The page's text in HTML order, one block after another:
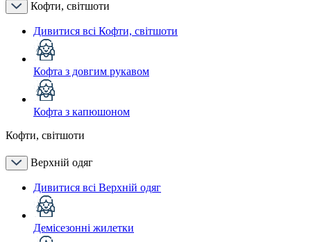
Кофти, світшоти
Дивитися всі Кофти, світшоти
Кофта з довгим рукавом
Кофта з капюшоном
Кофти, світшоти
Верхній одяг
Дивитися всі Верхній одяг
Демісезонні жилетки